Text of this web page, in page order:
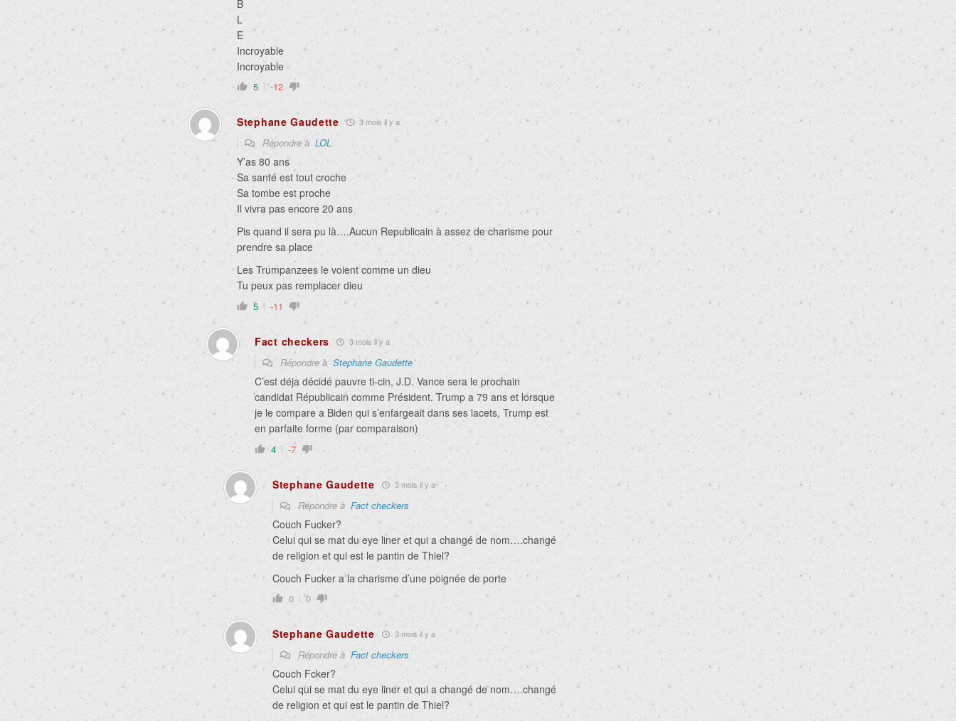
B
L
E
Incroyable
Incroyable
5 -12
Stephane Gaudette 3 mois il y a
Répondre à LOL
Y’as 80 ans
Sa santé est tout croche
Sa tombe est proche
Il vivra pas encore 20 ans
Pis quand il sera pu là….Aucun Republicain à assez de charisme pour
prendre sa place
Les Trumpanzees le voient comme un dieu
Tu peux pas remplacer dieu
5 -11
Fact checkers 3 mois il y a
Répondre à Stephane Gaudette
C’est déja décidé pauvre ti-cin, J.D. Vance sera le prochain
candidat Républicain comme Président. Trump a 79 ans et lorsque
je le compare a Biden qui s’enfargeait dans ses lacets, Trump est
en parfaite forme (par comparaison)
4 -7
Stephane Gaudette 3 mois il y a
Répondre à Fact checkers
Couch Fucker?
Celui qui se mat du eye liner et qui a changé de nom….changé
de religion et qui est le pantin de Thiel?
Couch Fucker a la charisme d’une poignée de porte
0 0
Stephane Gaudette 3 mois il y a
Répondre à Fact checkers
Couch Fcker?
Celui qui se mat du eye liner et qui a changé de nom….changé
de religion et qui est le pantin de Thiel?